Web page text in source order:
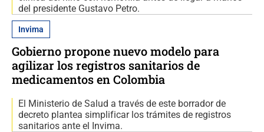
del presidente Gustavo Petro.
Invima
Gobierno propone nuevo modelo para
agilizar los registros sanitarios de
medicamentos en Colombia
El Ministerio de Salud a través de este borrador de
decreto plantea simplificar los trámites de registros
sanitarios ante el Invima.